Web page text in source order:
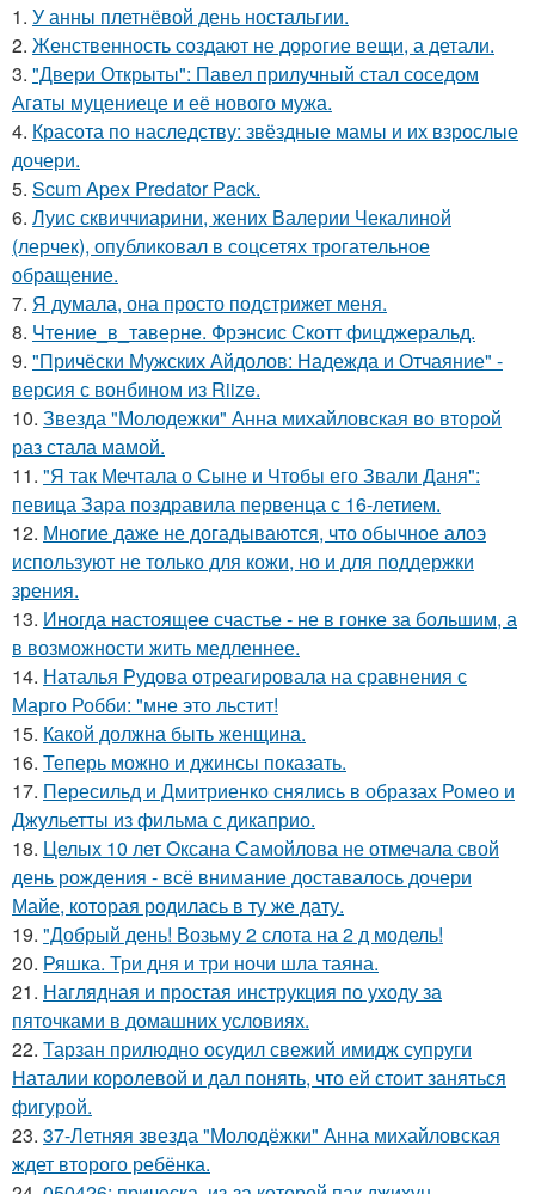
1. У анны плетнёвой день ностальгии.
2. Женственность создают не дорогие вещи, а детали.
3. "Двери Открыты": Павел прилучный стал соседом
Агаты муцениеце и её нового мужа.
4. Красота по наследству: звёздные мамы и их взрослые
дочери.
5. Scum Apex Predator Pack.
6. Луис сквиччиарини, жених Валерии Чекалиной
(лерчек), опубликовал в соцсетях трогательное
обращение.
7. Я думала, она просто подстрижет меня.
8. Чтение_в_таверне. Фрэнсис Скотт фицджеральд.
9. "Причёски Мужских Айдолов: Надежда и Отчаяние" -
версия с вонбином из Riize.
10. Звезда "Молодежки" Анна михайловская во второй
раз стала мамой.
11. "Я так Мечтала о Сыне и Чтобы его Звали Даня":
певица Зара поздравила первенца с 16-летием.
12. Многие даже не догадываются, что обычное алоэ
используют не только для кожи, но и для поддержки
зрения.
13. Иногда настоящее счастье - не в гонке за большим, а
в возможности жить медленнее.
14. Наталья Рудова отреагировала на сравнения с
Марго Робби: "мне это льстит!
15. Какой должна быть женщина.
16. Теперь можно и джинсы показать.
17. Пересильд и Дмитриенко снялись в образах Ромео и
Джульетты из фильма с дикаприо.
18. Целых 10 лет Оксана Самойлова не отмечала свой
день рождения - всё внимание доставалось дочери
Майе, которая родилась в ту же дату.
19. "Добрый день! Возьму 2 слота на 2 д модель!
20. Ряшка. Три дня и три ночи шла таяна.
21. Наглядная и простая инструкция по уходу за
пяточками в домашних условиях.
22. Тарзан прилюдно осудил свежий имидж супруги
Наталии королевой и дал понять, что ей стоит заняться
фигурой.
23. 37-Летняя звезда "Молодёжки" Анна михайловская
ждет второго ребёнка.